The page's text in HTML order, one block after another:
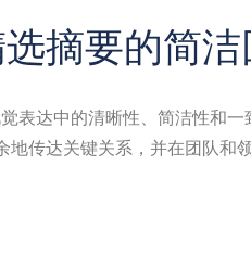
摘要的简
表达中的清晰性、简洁性和
地传达关键关系，并在团队和